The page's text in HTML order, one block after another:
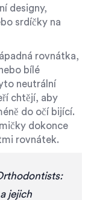
designy,
srdíčky na
rovnátka,
bílé
neutrální
chtějí, aby
do očí bijící.
dokonce
rovnátek.
jejich